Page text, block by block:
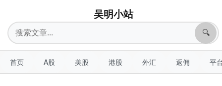
吴明小站
搜
索
🔍
首页 A股 美股 港股 外汇 返佣 平